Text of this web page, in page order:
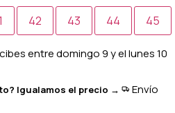
42 43 44 45
entredomingo 9 y el lunes 10
Igualamos el precio →
Envío